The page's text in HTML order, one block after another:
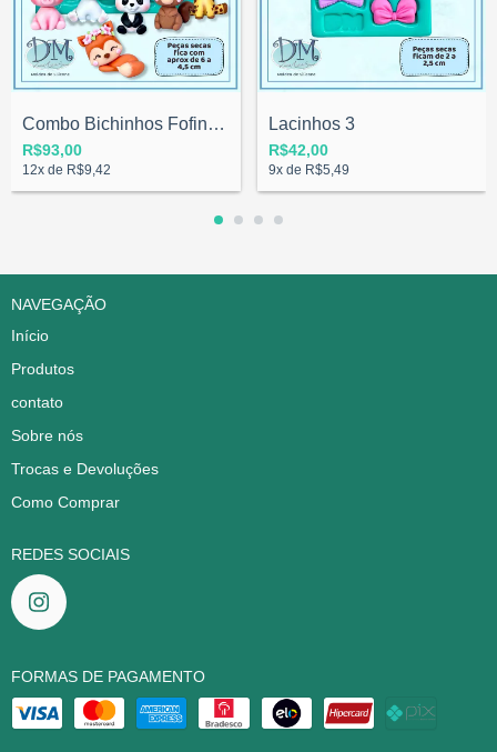
Combo Bichinhos Fofinhos
R$93,00
12x de R$9,42
Lacinhos 3
R$42,00
9x de R$5,49
NAVEGAÇÃO
Início
Produtos
contato
Sobre nós
Trocas e Devoluções
Como Comprar
REDES SOCIAIS
FORMAS DE PAGAMENTO